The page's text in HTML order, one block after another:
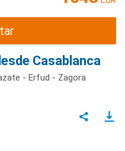
Casablanca
- Erfud - Zagora